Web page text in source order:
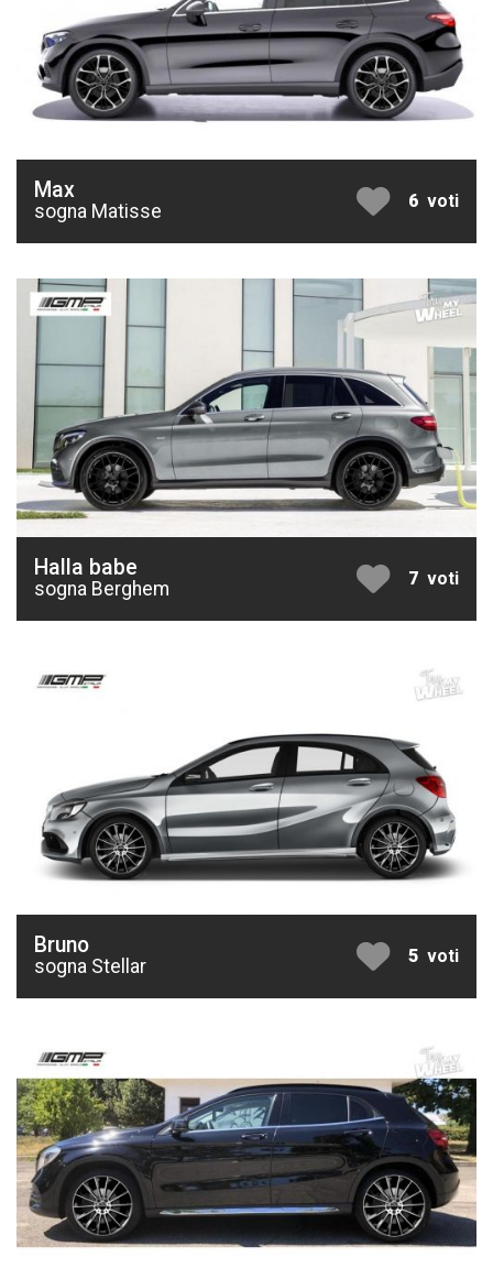
Max
sogna Matisse 6 voti
Halla babe
sogna Berghem 7 voti
Bruno
sogna Stellar 5 voti